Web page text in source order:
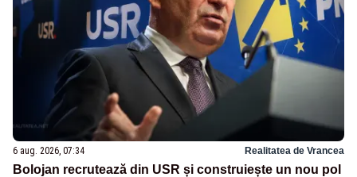
6 aug. 2026, 07:34 Realitatea de Vrancea
Bolojan recrutează din USR și construiește un nou pol